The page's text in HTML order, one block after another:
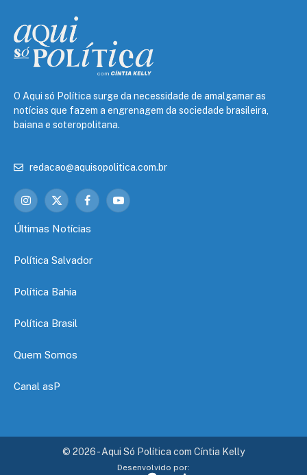
O Aqui só Política surge da necessidade de amalgamar as
notícias que fazem a engrenagem da sociedade brasileira,
baiana e soteropolitana.
redacao@aquisopolitica.com.br
Instagram
X
FacebookYouTube
Últimas Notícias
Política Salvador
Política Bahia
Política Brasil
Quem Somos
Canal asP
© 2026 - Aqui Só Política com Cíntia Kelly
Desenvolvido por: